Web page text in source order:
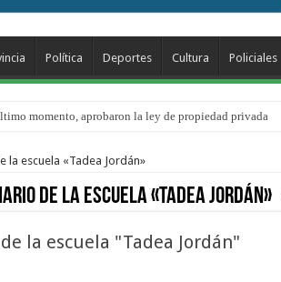
Política Deportes Cultura Policiales
momento, aprobaron la ley de propiedad privada
Ríos: el 35% de los 90 niños, niñas y adolescentes
la escuela «Tadea Jordán»
de la escuela «Tadea Jordán»
la escuela "Tadea Jordán"